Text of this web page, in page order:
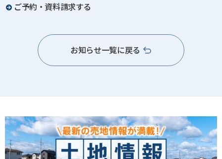
ご予約・資料請求する
お知らせ一覧に戻る